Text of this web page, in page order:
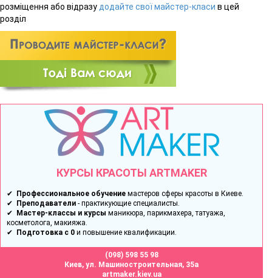
розміщення або відразу додайте свої майстер-класи в цей
розділ
КУРСЫ КРАСОТЫ ARTMAKER
✔ Профессиональное обучение мастеров сферы красоты в Киеве.
✔ Преподаватели - практикующие специалисты.
✔ Мастер-классы и курсы маникюра, парикмахера, татуажа,
косметолога, макияжа.
✔ Подготовка с 0 и повышение квалификации.
(098) 598 55 98
Киев, ул. Машиностроительная, 35а
artmaker.kiev.ua